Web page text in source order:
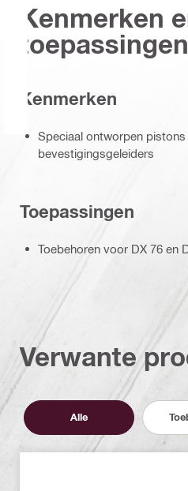
Kenmerken
toepassingen
Kenmerken
Speciaal ontworpen
bevestigingsgeleiders
Toepassingen
Toebehoren voor DX 76 en
Verwante
Alle